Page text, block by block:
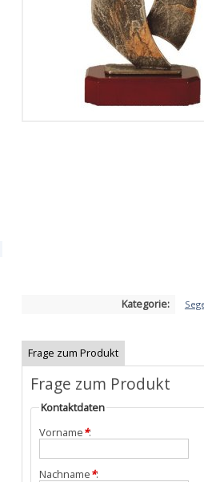
Kategorie:
Frage zum Produkt
Frage zum Produkt
Kontaktdaten
Vorname*:
Nachname*: